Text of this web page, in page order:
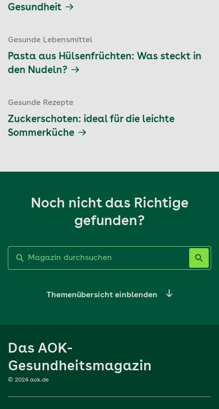
Gesundheit
Gesunde Lebensmittel
Pasta aus Hülsenfrüchten: Was steckt in
den Nudeln?
Gesunde Rezepte
Zuckerschoten: ideal für die leichte
Sommerküche
Noch nicht das Richtige
gefunden?
Themenübersicht einblenden
Sport
Das AOK-
Gesundheitsmagazin
© 2024 aok.de